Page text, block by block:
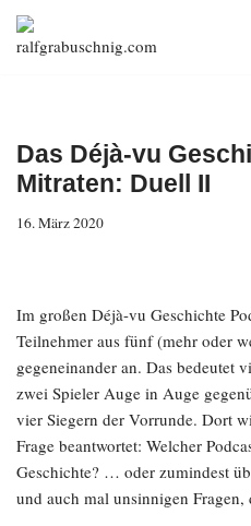
Zum
Das Déjà-vu
Mitraten: Duell II
16. März 2020
Im großen Déjà-vu Geschichte
Teilnehmer aus fünf (mehr oder
gegeneinander an. Das bedeutet
zwei Spieler Auge in Auge
vier Siegern der Vorrunde. Dort
Frage beantwortet: Welcher
Geschichte? … oder zumindest
und auch mal unsinnigen